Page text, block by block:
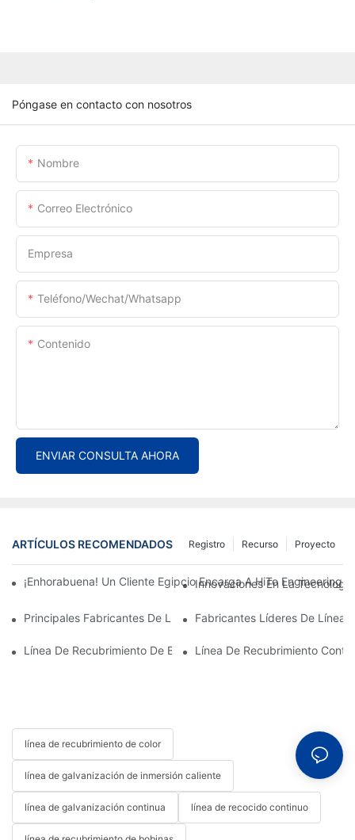
Póngase en contacto con nosotros
Nombre
Correo Electrónico
Empresa
Teléfono/Wechat/Whatsapp
Contenido
ENVIAR CONSULTA AHORA
ARTÍCULOS RECOMENDADOS Proyecto
Recurso
Registro
¡Enhorabuena! Un Cliente Egipcio Encarga A HiTo Engineering
Innovaciones En La
Principales Fabricantes De Líneas De Recubrimiento De
Fabricantes Líderes De
Línea De Recubrimiento De Bobinas: Esencial Para Las
Línea De Recubrimiento
línea de recubrimiento de color
línea de galvanización de inmersión caliente
línea de galvanización continua línea de recocido continuo